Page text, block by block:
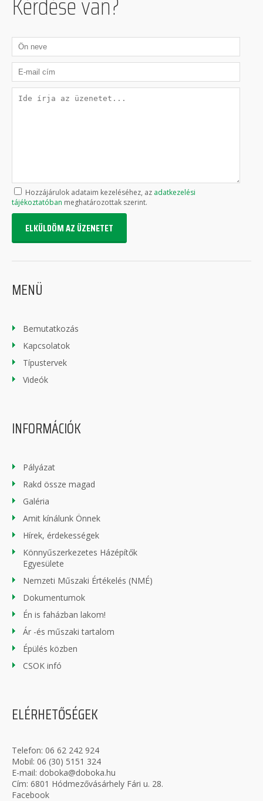
Hozzájárulok adataim kezeléséhez, az adatkezelési
tájékoztatóban meghatározottak szerint.
ELKÜLDÖM AZ ÜZENETET
MENÜ
Bemutatkozás
Kapcsolatok
Típustervek
Videók
INFORMÁCIÓK
Pályázat
Rakd össze magad
Galéria
Amit kínálunk Önnek
Hírek, érdekességek
Könnyűszerkezetes Házépítők
Egyesülete
Nemzeti Műszaki Értékelés (NMÉ)
Dokumentumok
Én is faházban lakom!
Ár -és műszaki tartalom
Épülés közben
CSOK infó
ELÉRHETŐSÉGEK
Telefon: 06 62 242 924
Mobil: 06 (30) 5151 324
E-mail: doboka@doboka.hu
Cím: 6801 Hódmezővásárhely Fári u. 28.
Facebook